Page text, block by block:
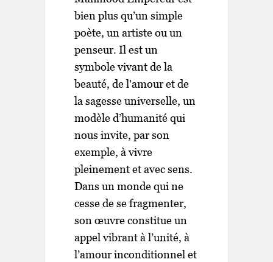
bien plus qu’un simple
poète, un artiste ou un
penseur. Il est un
symbole vivant de la
beauté, de l'amour et de
la sagesse universelle, un
modèle d’humanité qui
nous invite, par son
exemple, à vivre
pleinement et avec sens.
Dans un monde qui ne
cesse de se fragmenter,
son œuvre constitue un
appel vibrant à l’unité, à
l’amour inconditionnel et